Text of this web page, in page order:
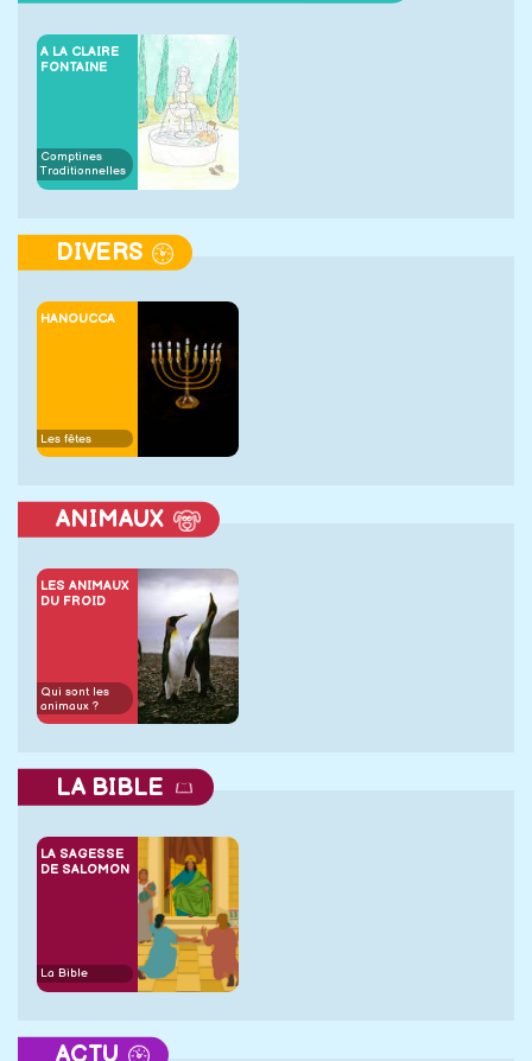
A LA CLAIRE
FONTAINE
Comptines
Traditionnelles
DIVERS
HANOUCCA
Les fêtes
ANIMAUX
LES ANIMAUX
DU FROID
Qui sont les
animaux ?
LA BIBLE
LA SAGESSE
DE SALOMON
La Bible
ACTU